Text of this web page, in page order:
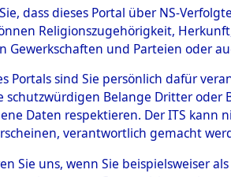
auf dem
zur
Roding,
dass dieses Portal über NS-
Religionszugehörigkeit,
Gewerkschaften und Parteien oder
Portals sind Sie persönlich dafür
schutzwürdigen Belange Dritter
Daten respektieren. Der ITS
verantwortlich gemacht
Sie uns, wenn Sie beispielsweiser